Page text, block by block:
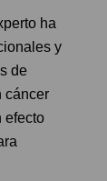
ha
y
de
cáncer
efecto